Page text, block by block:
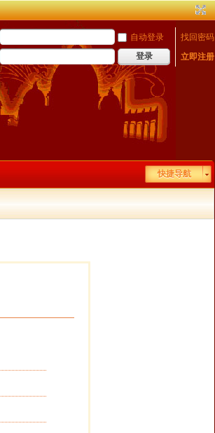
自动登录
找回密码
登录 立即注册
快捷导航